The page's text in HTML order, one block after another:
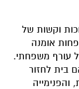
וקשות של
אומנה
מהם אין כלל עורף משפחתי.
בית לחזור
והפנימייה